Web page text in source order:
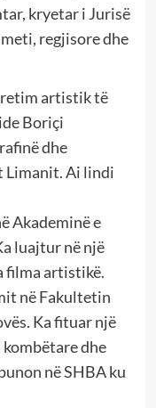
kryetar i Jurisë
regjisore dhe
artistik të
Boriçi
dhe
Limanit. Ai lindi
Akademinë e
luajtur në një
filma artistikë.
në Fakultetin
Ka fituar një
dhe
në SHBA ku